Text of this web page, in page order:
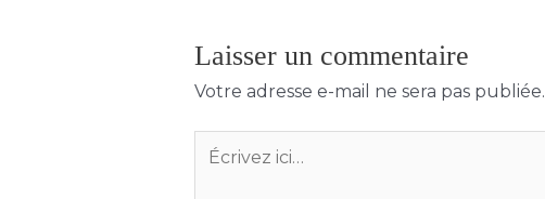
Laisser un commentaire
Votre adresse e-mail ne sera pas publiée.
ici…